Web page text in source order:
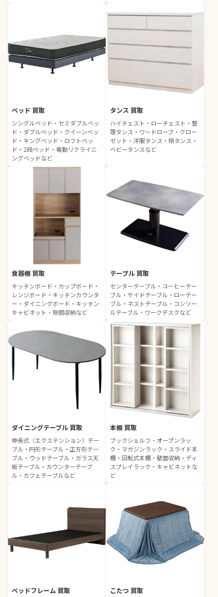
ベッド 買取
シングルベッド・セミダブルベッ
ド・ダブルベッド・クイーンベッ
ド・キングベッド・ロフトベッ
ド・2段ベッド・電動リクライニ
ングベッドなど
タンス 買取
ハイチェスト・ローチェスト・整
理タンス・ワードローブ・クロー
ゼット・洋服タンス・桐タンス・
ベビータンスなど
食器棚 買取
キッチンボード・カップボード・
レンジボード・キッチンカウンタ
ー・ダイニングボード・キッチン
キャビネット・隙間収納など
テーブル 買取
センターテーブル・コーヒーテー
ブル・サイドテーブル・ローテー
ブル・ネストテーブル・コンソー
ルテーブル・ワークデスクなど
ダイニングテーブル 買取
伸長式（エクステンション）テー
ブル・円形テーブル・正方形テー
ブル・ウッドテーブル・ガラス天
板テーブル・カウンターテーブ
ル・カフェテーブルなど
本棚 買取
ブックシェルフ・オープンラッ
ク・マガジンラック・スライド本
棚・回転式本棚・壁面収納・ディ
スプレイラック・キャビネットな
ど
ベッドフレーム 買取 こたつ 買取